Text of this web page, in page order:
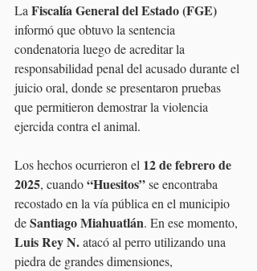
La Fiscalía General del Estado (FGE)
informó que obtuvo la sentencia
condenatoria luego de acreditar la
responsabilidad penal del acusado durante el
juicio oral, donde se presentaron pruebas
que permitieron demostrar la violencia
ejercida contra el animal.
Los hechos ocurrieron el 12 de febrero de
2025, cuando “Huesitos” se encontraba
recostado en la vía pública en el municipio
de Santiago Miahuatlán. En ese momento,
Luis Rey N. atacó al perro utilizando una
piedra de grandes dimensiones,